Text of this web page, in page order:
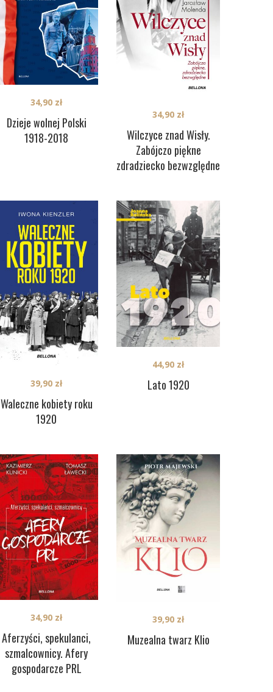
Dzieje wolnej Polski
1918-2018
34,90 zł
Wilczyce znad Wisły.
Zabójczo piękne
zdradziecko bezwzględne
34,90 zł
Waleczne kobiety roku
1920
39,90 zł Lato 1920
44,90 zł
Aferzyści, spekulanci,
szmalcownicy. Afery
gospodarcze PRL
34,90 zł
Muzealna twarz Klio
39,90 zł